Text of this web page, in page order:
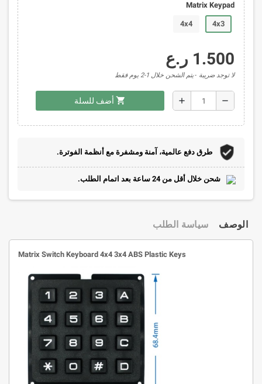
Matrix Keypad
4x3
4x4
1.500 ر.ع
لا توجد ضريبة يتم الشحن خلال 1-2 يوم فقط
remove
add
shopping_cart أضف للسلة
طرق دفع عالمية، آمنة ومشفرة مع أنظمة الفوترة.
شحن خلال أقل من 24 ساعة بعد اتمام الطلب.
الوصف سياسة الطلب
Matrix Switch Keyboard 4x4 3x4 ABS Plastic Keys